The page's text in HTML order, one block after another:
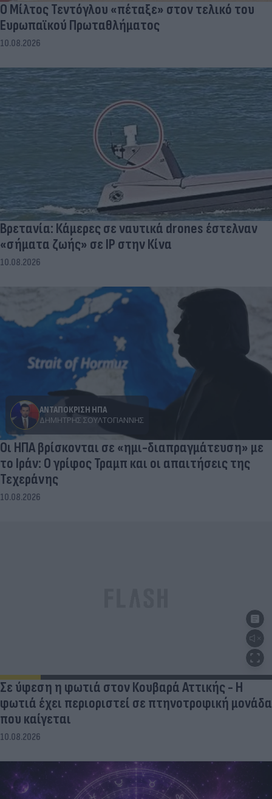
Ο Μίλτος Τεντόγλου «πέταξε» στον τελικό του
Ευρωπαϊκού Πρωταθλήματος
10.08.2026
Βρετανία: Κάμερες σε ναυτικά drones έστελναν
«σήματα ζωής» σε IP στην Κίνα
10.08.2026
ΑΝΤΑΠΟΚΡΙΣΗ ΗΠΑ
ΔΗΜΉΤΡΗΣ ΣΟΥΛΤΟΓΙΆΝΝΗΣ
Οι ΗΠΑ βρίσκονται σε «ημι-διαπραγμάτευση» με
το Ιράν: Ο γρίφος Τραμπ και οι απαιτήσεις της
Τεχεράνης
10.08.2026
Σε ύφεση η φωτιά στον Κουβαρά Αττικής - Η
φωτιά έχει περιοριστεί σε πτηνοτροφική μονάδα
που καίγεται
10.08.2026